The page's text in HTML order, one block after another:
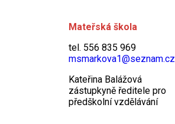
Mateřská škola
tel. 556 835 969
msmarkova1@seznam.cz
Kateřina Balážová
zástupkyně ředitele pro
předškolní vzdělávání